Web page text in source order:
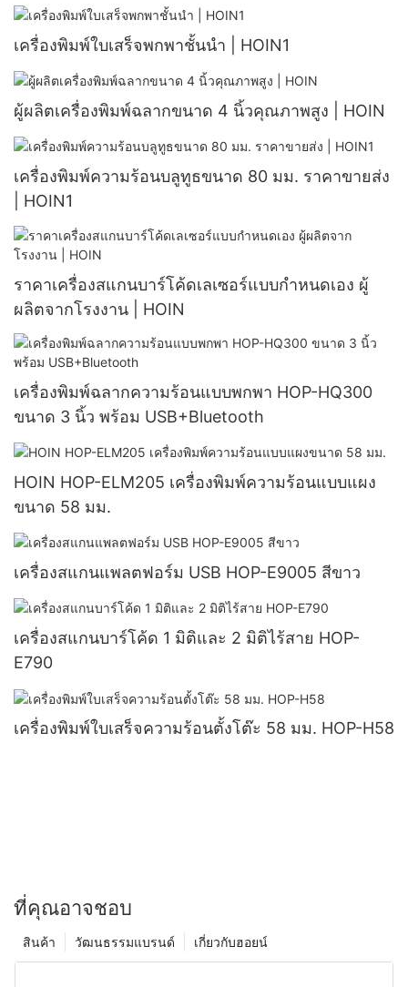
เครื่องพิมพ์ใบเสร็จพกพาชั้นนำ | HOIN1
ผู้ผลิตเครื่องพิมพ์ฉลากขนาด 4 นิ้วคุณภาพสูง | HOIN
เครื่องพิมพ์ความร้อนบลูทูธขนาด 80 มม. ราคาขายส่ง
| HOIN1
ราคาเครื่องสแกนบาร์โค้ดเลเซอร์แบบกำหนดเอง ผู้
ผลิตจากโรงงาน | HOIN
เครื่องพิมพ์ฉลากความร้อนแบบพกพา HOP-HQ300
ขนาด 3 นิ้ว พร้อม USB+Bluetooth
HOIN HOP-ELM205 เครื่องพิมพ์ความร้อนแบบแผง
ขนาด 58 มม.
เครื่องสแกนแพลตฟอร์ม USB HOP-E9005 สีขาว
เครื่องสแกนบาร์โค้ด 1 มิติและ 2 มิติไร้สาย HOP-
E790
เครื่องพิมพ์ใบเสร็จความร้อนตั้งโต๊ะ 58 มม. HOP-H58
ที่คุณอาจชอบ
เกี่ยวกับฮอยน์
วัฒนธรรมแบรนด์
สินค้า